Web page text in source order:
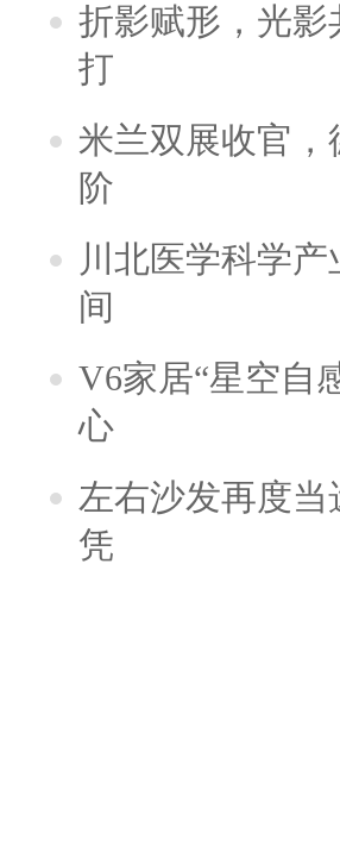
折影赋形，光影
打
米兰双展收官
阶
川北医学科学
间
V6家居“星空自
心
左右沙发再度
凭